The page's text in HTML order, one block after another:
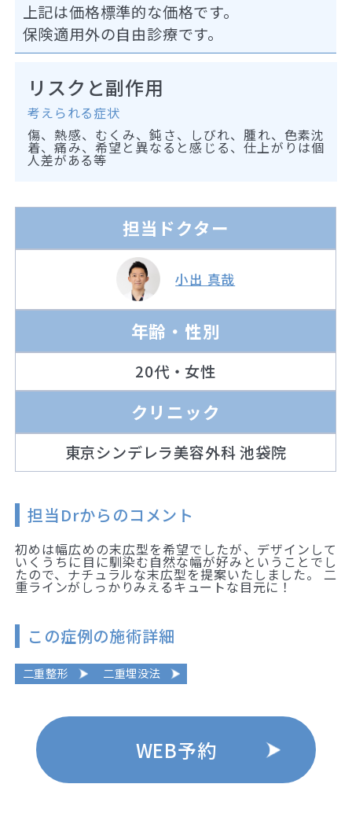
上記は価格標準的な価格です。
保険適用外の自由診療です。
リスクと副作用
考えられる症状
傷、熱感、むくみ、鈍さ、しびれ、腫れ、色素沈
着、痛み、希望と異なると感じる、仕上がりは個
人差がある等
担当ドクター
小出 真哉
年齢・性別
20代・女性
クリニック
東京シンデレラ美容外科 池袋院
担当Drからのコメント
初めは幅広めの末広型を希望でしたが、デザインして
いくうちに目に馴染む自然な幅が好みということでし
たので、ナチュラルな末広型を提案いたしました。 二
重ラインがしっかりみえるキュートな目元に！
この症例の施術詳細
二重整形 二重埋没法
WEB予約